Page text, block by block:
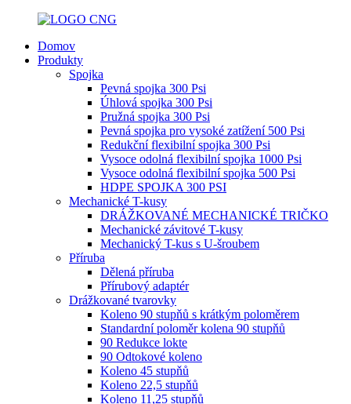
Domov
Produkty
Spojka
Pevná spojka 300 Psi
Úhlová spojka 300 Psi
Pružná spojka 300 Psi
Pevná spojka pro vysoké zatížení 500 Psi
Redukční flexibilní spojka 300 Psi
Vysoce odolná flexibilní spojka 1000 Psi
Vysoce odolná flexibilní spojka 500 Psi
HDPE SPOJKA 300 PSI
Mechanické T-kusy
DRÁŽKOVANÉ MECHANICKÉ TRIČKO
Mechanické závitové T-kusy
Mechanický T-kus s U-šroubem
Příruba
Dělená příruba
Přírubový adaptér
Drážkované tvarovky
Koleno 90 stupňů s krátkým poloměrem
Standardní poloměr kolena 90 stupňů
90 Redukce lokte
90 Odtokové koleno
Koleno 45 stupňů
Koleno 22,5 stupňů
Koleno 11,25 stupňů